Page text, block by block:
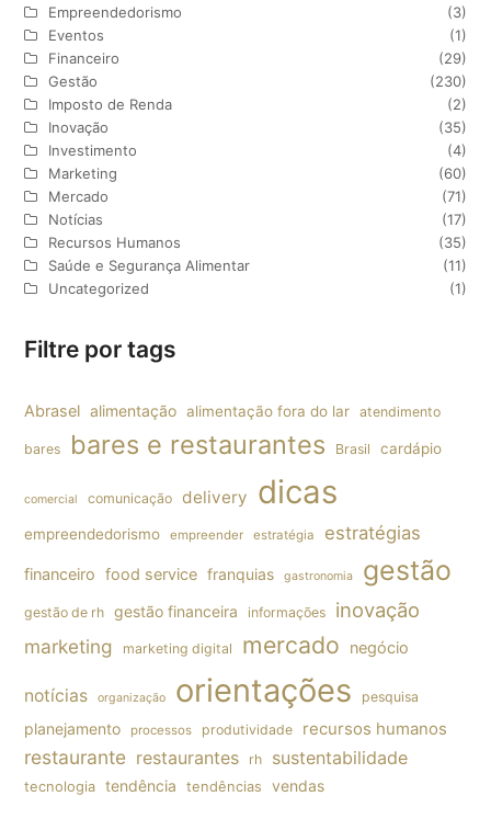
Empreendedorismo
(3)
Eventos
(1)
Financeiro
(29)
Gestão
(230)
Imposto de Renda
(2)
Inovação
(35)
Investimento
(4)
Marketing
(60)
Mercado
(71)
Notícias
(17)
Recursos Humanos
(35)
Saúde e Segurança Alimentar
(11)
Uncategorized
(1)
Filtre por tags
Abrasel alimentação alimentação fora do lar atendimento
bares bares e restaurantes Brasil cardápio
comercial comunicação delivery dicas
empreendedorismo empreender estratégia estratégias
financeiro food service franquias gastronomia gestão
gestão de rh gestão financeira informações inovação
marketing marketing digital mercado negócio
notícias organização orientações pesquisa
planejamento processos produtividade recursos humanos
restaurante restaurantes rh sustentabilidade
tecnologia tendência tendências vendas